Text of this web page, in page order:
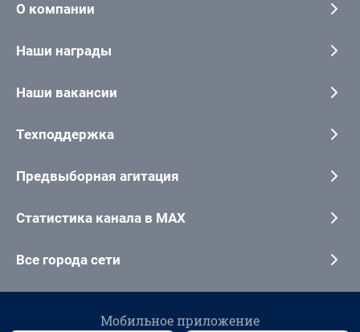
О компании
Наши награды
Наши вакансии
Техподдержка
Предвыборная агитация
Статистика канала в MAX
Все города сети
Мобильное приложение